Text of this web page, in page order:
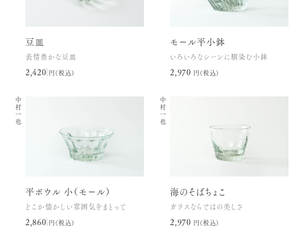
豆皿
表情豊かな豆皿
2,420円(税込)
モール平小鉢
いろいろなシーンに馴染む小鉢
2,970円(税込)
中村一也
平ボウル 小（モール）
どこか懐かしい雰囲気をまとって
2,860円(税込)
中村一也
海のそばちょこ
ガラスならではの美しさ
2,970円(税込)